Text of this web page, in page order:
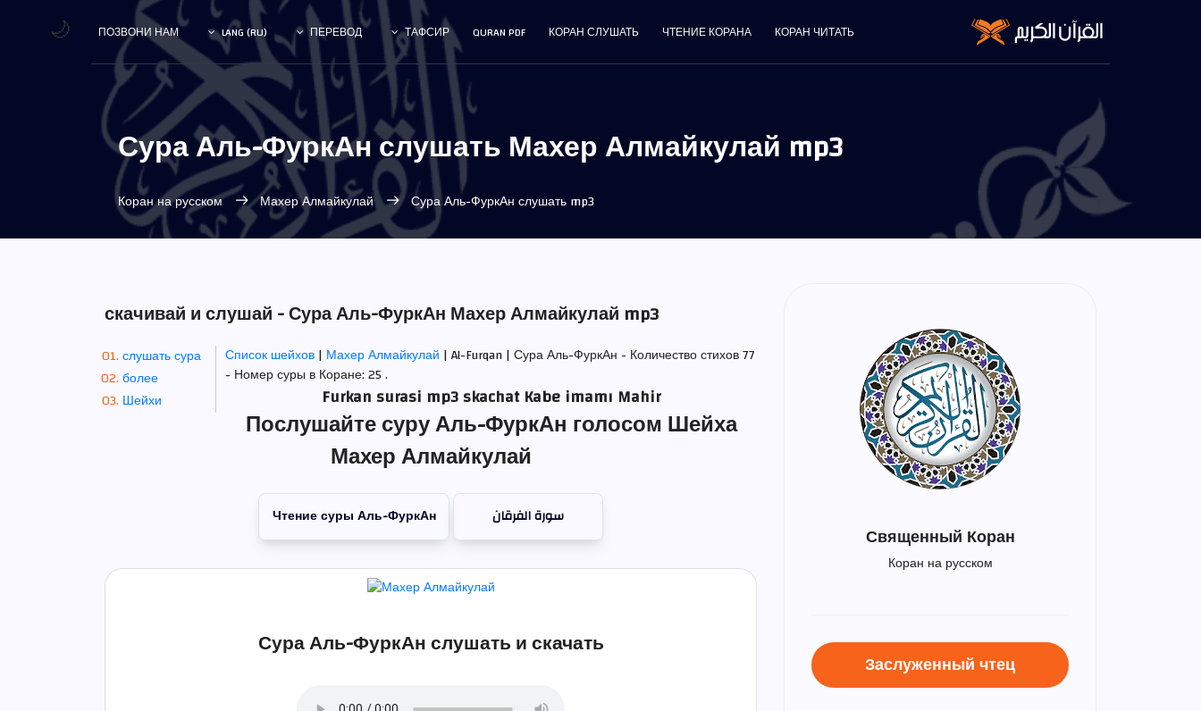
КОРАН ЧИТАТЬ
ЧТЕНИЕ КОРАНА
КОРАН СЛУШАТЬ
QURAN PDF
ТАФСИР
ПЕРЕВОД
LANG (RU)
ПОЗВОНИ НАМ
Сура Аль-ФуркАн слушать Махер Алмайкулай mp3
Коран на русском Махер Алмайкулай Сура Аль-ФуркАн слушать mp3
скачивай и слушай - Сура Аль-ФуркАн Махер Алмайкулай mp3
слушать сура
более
Шейхи
Список шейхов| Махер Алмайкулай | Al-Furqan | Сура Аль-ФуркАн - Количество стихов 77
- Номер суры в Коране: 25 .
Furkan surasi mp3 skachat Kabe imamı Mahir
Послушайте суру Аль-ФуркАн голосом Шейха
Махер Алмайкулай
Чтение суры Аль-ФуркАн سورة الفرقان
Сура Аль-ФуркАн слушать и скачать
Священный Коран
Коран на русском
Заслуженный чтец
🌙